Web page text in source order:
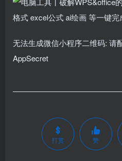
无法生成微信小程序二维码: 请
AppSecret
打赏 赞